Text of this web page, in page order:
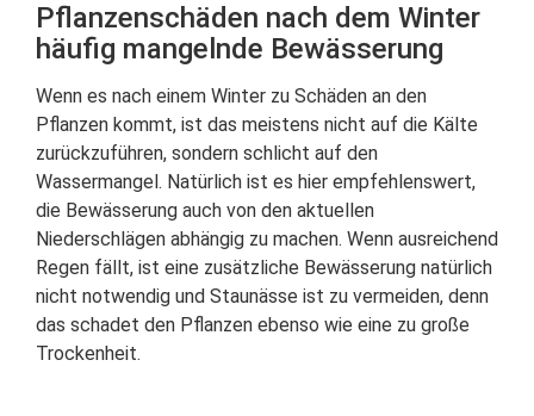
Pflanzenschäden nach dem Winter
häufig mangelnde Bewässerung
Wenn es nach einem Winter zu Schäden an den
Pflanzen kommt, ist das meistens nicht auf die Kälte
zurückzuführen, sondern schlicht auf den
Wassermangel. Natürlich ist es hier empfehlenswert,
die Bewässerung auch von den aktuellen
Niederschlägen abhängig zu machen. Wenn ausreichend
Regen fällt, ist eine zusätzliche Bewässerung natürlich
nicht notwendig und Staunässe ist zu vermeiden, denn
das schadet den Pflanzen ebenso wie eine zu große
Trockenheit.